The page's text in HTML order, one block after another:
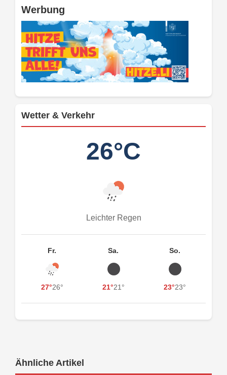
Werbung
Wetter & Verkehr
26°C
Leichter Regen
Fr.
27°26°
Sa.
21°21°
So.
23°23°
Ähnliche Artikel